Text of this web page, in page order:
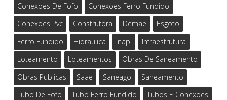
Conexoes De Fofo
Conexoes Ferro Fundido
Conexoes Pvc
Construtora Demae
Esgoto
Ferro Fundido
Hidraulica Inapi
Infraestrutura
Loteamento
Loteamentos
Obras De Saneamento
Obras Publicas
Saae Saneago
Saneamento
Tubo De Fofo
Tubo Ferro Fundido
Tubos E Conexoes